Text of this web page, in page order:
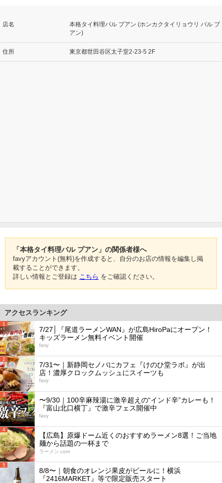
店名
本格タイ料理バル プアン (ホンカクタイリョウリ バル プ
アン)
住所 東京都世田谷区太子堂2-23-5 2F
「本格タイ料理バル プアン」の関係者様へ
favyアカウント(無料)を作成すると、自分のお店の情報を編集し掲
載することができます。
詳しい情報とご登録は こちら をご確認ください。
アクセスランキング
1
7/27│『尾道ラーメンWAN』が広島HiroPaにオープン！
キッズラーメン無料イベント開催
favy
2
7/31〜｜新静岡セノバにカフェ『けのひ堂ラボ』が出
店！濃厚クロックムッシュにスイーツも
favy
3
〜9/30｜100辛麻辣湯に激辛超えの“インド辛”カレーも！
『富山北口横丁』で激辛フェス開催中
favy
4
【広島】原爆ドーム近くのおすすめラーメン8選！ご当地
麺から話題の一杯まで
ラーメン.com
5
8/8〜｜朝食のオレンジ果皮がビールに！横浜
『2416MARKET』等で限定販売スタート